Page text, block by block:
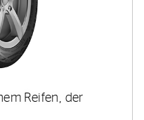
Reifen, der